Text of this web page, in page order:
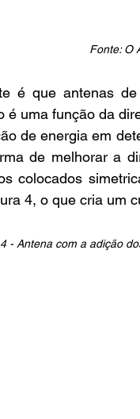
Fonte: O
é uma função da
de energia em
de melhorar a
colocados
4, o que cria um
- Antena com a adição